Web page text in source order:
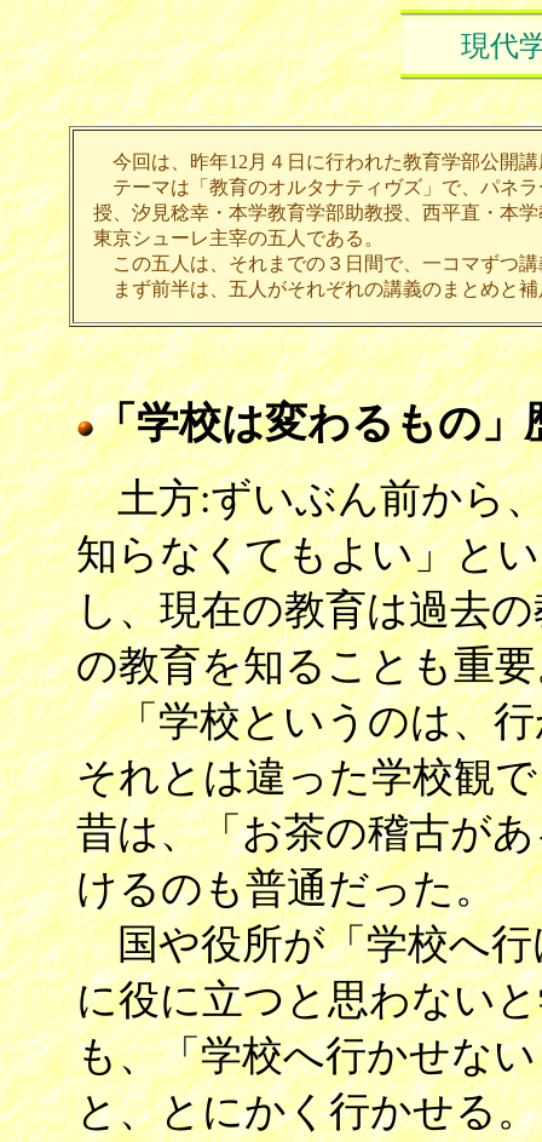
現代
今回は、昨年12月４日に行われた教育学部公開
テーマは「教育のオルタナティヴズ」で、パネ
授、汐見稔幸・本学教育学部助教授、西平直・本
東京シューレ主宰の五人である。
この五人は、それまでの３日間で、一コマずつ
まず前半は、五人がそれぞれの講義のまとめと補
「学校は変わるもの」
土方:ずいぶん前から、
知らなくてもよい」と
し、現在の教育は過去
の教育を知ることも重
「学校というのは、行
それとは違った学校観
昔は、「お茶の稽古が
けるのも普通だった。
国や役所が「学校へ行
に役に立つと思わない
も、「学校へ行かせな
と、とにかく行かせる。